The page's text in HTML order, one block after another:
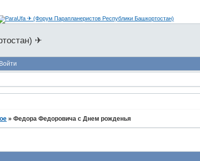
✈
Войти
»Федора Федоровича с Днем рожденья